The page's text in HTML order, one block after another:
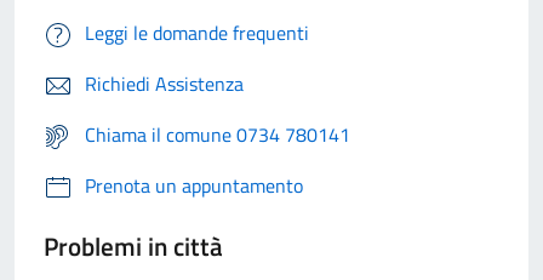
Leggi le domande frequenti
Richiedi Assistenza
Chiama il comune 0734 780141
Prenota un appuntamento
Problemi in città